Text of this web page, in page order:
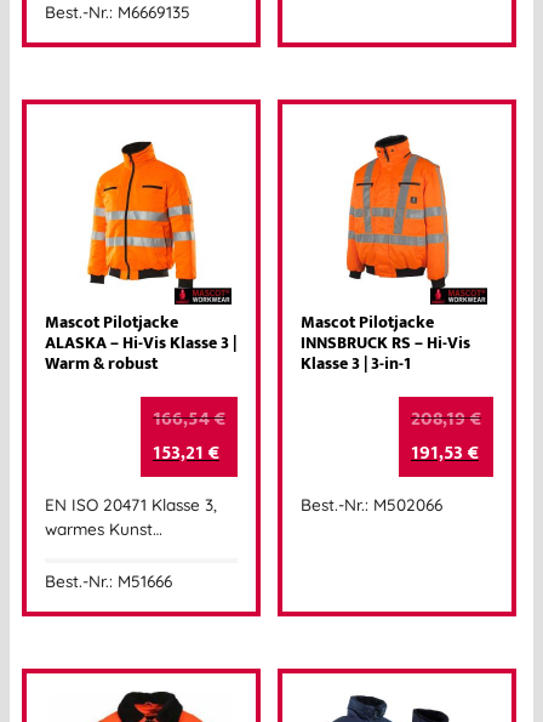
Best.-Nr.: M6669135
Mascot Pilotjacke
ALASKA – Hi-Vis Klasse 3 |
Warm & robust
166,54€
153,21€
EN ISO 20471 Klasse 3,
warmes Kunst…
Best.-Nr.: M51666
Mascot Pilotjacke
INNSBRUCK RS – Hi-Vis
Klasse 3 | 3-in-1
208,19€
191,53€
Best.-Nr.: M502066